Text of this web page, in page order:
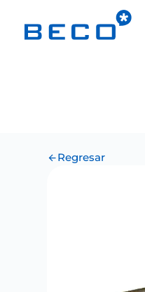
Regresar